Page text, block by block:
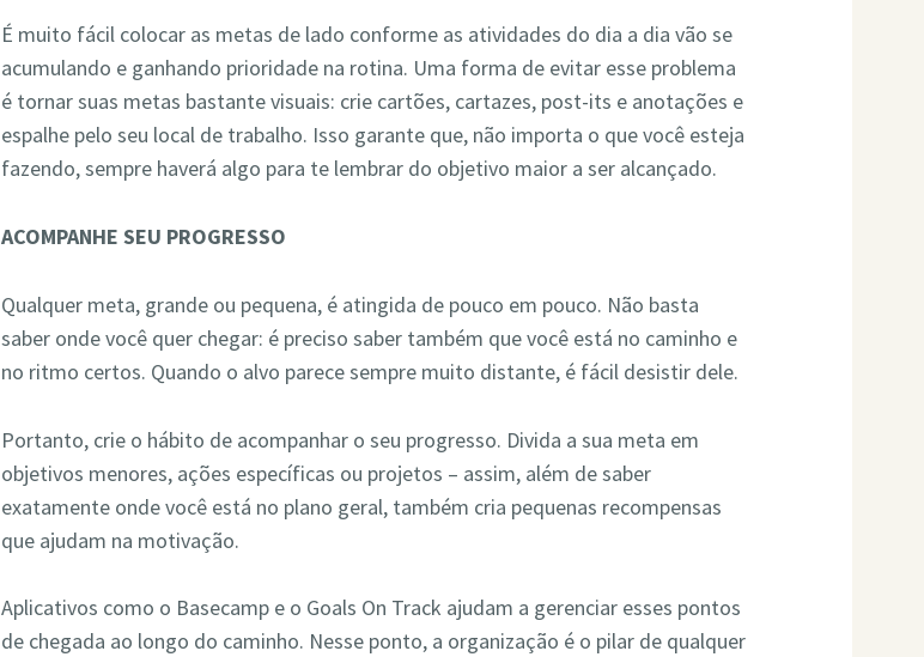
É muito fácil colocar as metas de lado conforme as atividades do dia a dia vão se
acumulando e ganhando prioridade na rotina. Uma forma de evitar esse problema
é tornar suas metas bastante visuais: crie cartões, cartazes, post-its e anotações e
espalhe pelo seu local de trabalho. Isso garante que, não importa o que você esteja
fazendo, sempre haverá algo para te lembrar do objetivo maior a ser alcançado.
ACOMPANHE SEU PROGRESSO
Qualquer meta, grande ou pequena, é atingida de pouco em pouco. Não basta
saber onde você quer chegar: é preciso saber também que você está no caminho e
no ritmo certos. Quando o alvo parece sempre muito distante, é fácil desistir dele.
Portanto, crie o hábito de acompanhar o seu progresso. Divida a sua meta em
objetivos menores, ações específicas ou projetos – assim, além de saber
exatamente onde você está no plano geral, também cria pequenas recompensas
que ajudam na motivação.
Aplicativos como o Basecamp e o Goals On Track ajudam a gerenciar esses pontos
de chegada ao longo do caminho. Nesse ponto, a organização é o pilar de qualquer